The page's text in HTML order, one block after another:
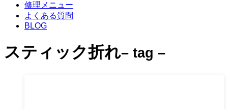
修理メニュー
よくある質問
BLOG
スティック折れ– tag –